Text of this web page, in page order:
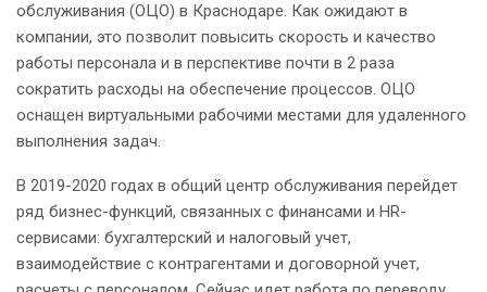
обслуживания (ОЦО) в Краснодаре. Как ожидают в
компании, это позволит повысить скорость и качество
работы персонала и в перспективе почти в 2 раза
сократить расходы на обеспечение процессов. ОЦО
оснащен виртуальными рабочими местами для удаленного
выполнения задач.
В 2019-2020 годах в общий центр обслуживания перейдет
ряд бизнес-функций, связанных с финансами и HR-
сервисами: бухгалтерский и налоговый учет,
взаимодействие с контрагентами и договорной учет,